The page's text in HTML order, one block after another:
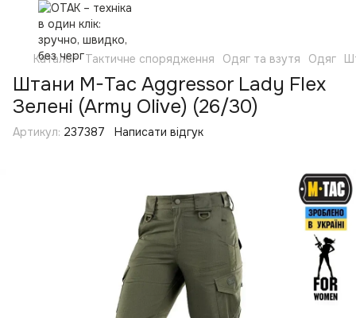
Каталог Тактичне спорядження Одяг та взутя Одяг
Штани M-Tac Aggressor Lady Flex
Зелені (Army Olive) (26/30)
Артикул: 237387 Написати відгук